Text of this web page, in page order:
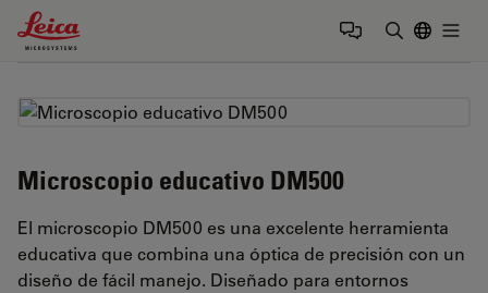
Leica Microsystems Logo
Microscopio educativo DM500
El microscopio DM500 es una excelente herramienta
educativa que combina una óptica de precisión con un
diseño de fácil manejo. Diseñado para entornos